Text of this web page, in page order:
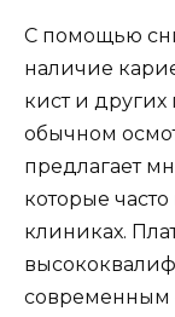
С помощью
наличие
кист и
обычном
предлагает
которые
клиниках.
современным